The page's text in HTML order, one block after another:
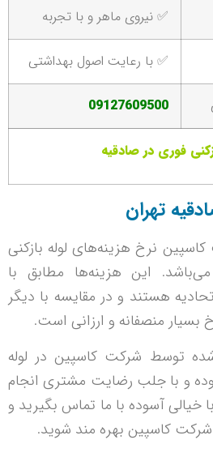
✅ نیروی ماهر و با تجربه
✅ با رعایت اصول بهداشتی
09127609500
فوری در صادقیه
تهران
نرخ هزینه‌های لوله بازکنی
می‌باشد. این هزینه‌ها مطابق با
هستند و در مقایسه با دیگر
بسیار منصفانه و ارزانی است.
توسط شرکت کاسپین در لوله
و با جلب رضایت مشتری انجام
خیالی آسوده با ما تماس بگیرید و
کاسپین بهره مند شوید.